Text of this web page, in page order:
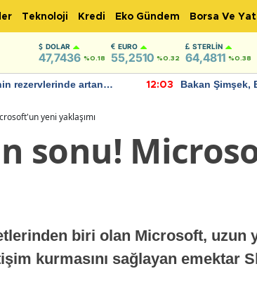
Teknoloji Kredi Eko Gündem Borsa Ve
DOLAR
47,7436 %0.18
EURO
55,2510 %0.32
STERLIN
64,4811 %0.38
rezervlerinde artan
12:03
Bakan Şimşek,
yeni yaklaşımı
sonu!
biri olan Microsoft, uzun
kurmasını sağlayan emektar